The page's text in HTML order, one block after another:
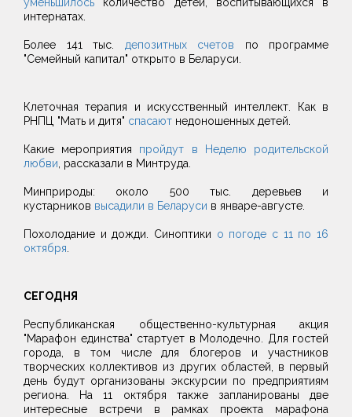
уменьшилось количество детей, воспитывающихся в
интернатах.
Более 141 тыс. депозитных счетов по программе
"Семейный капитал" открыто в Беларуси.
Клеточная терапия и искусственный интеллект. Как в
РНПЦ "Мать и дитя" спасают недоношенных детей.
Какие мероприятия пройдут в Неделю родительской
любви, рассказали в Минтруда.
Минприроды: около 500 тыс. деревьев и
кустарников высадили в Беларуси в январе-августе.
Похолодание и дожди. Синоптики о погоде с 11 по 16
октября.
СЕГОДНЯ
Республиканская общественно-культурная акция
"Марафон единства" стартует в Молодечно. Для гостей
города, в том числе для блогеров и участников
творческих коллективов из других областей, в первый
день будут организованы экскурсии по предприятиям
региона. На 11 октября также запланированы две
интересные встречи в рамках проекта марафона